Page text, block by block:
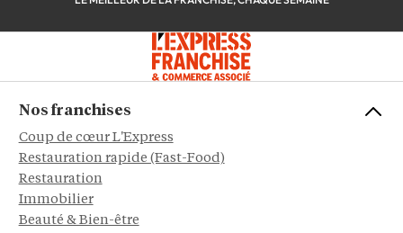
Nos franchises
Coup de cœur L'Express
Restauration rapide (Fast-Food)
Restauration
Immobilier
Beauté & Bien-être